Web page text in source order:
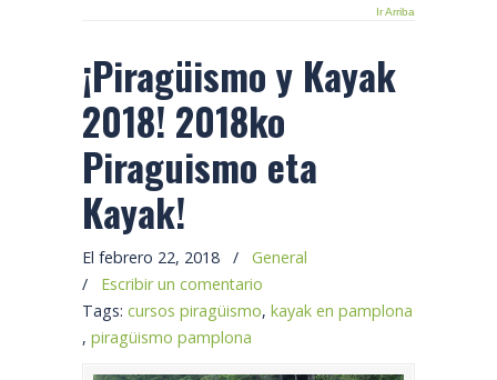
Ir Arriba
¡Piragüismo y Kayak
2018! 2018ko
Piraguismo eta
Kayak!
El febrero 22, 2018 /
General
/ Escribir un comentario
Tags: cursos piragüismo, kayak en pamplona
, piragüismo pamplona